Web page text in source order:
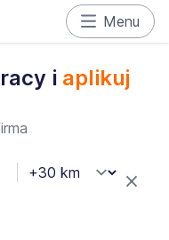
Menu
i aplikuj